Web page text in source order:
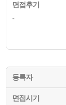
면접후기
-
등록자
면접시기